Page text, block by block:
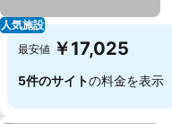
人気施設
最安値 ￥17,025
5件のサイトの料金を表示